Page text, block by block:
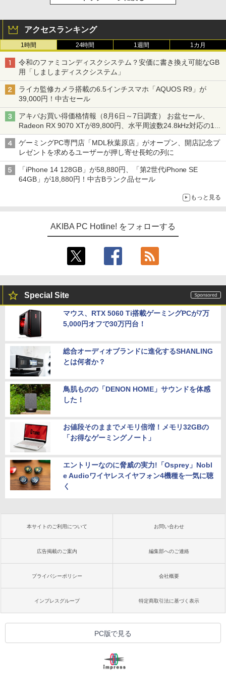
アクセスランキング
1時間 24時間 1週間 1カ月
令和のファミコンディスクシステム？安価に書き換え可能なGB
用「しましまディスクシステム」
ライカ監修カメラ搭載の6.5インチスマホ「AQUOS R9」が
39,000円！中古セール
アキバお買い得価格情報（8月6日～7日調査） お盆セール、
Radeon RX 9070 XTが89,800円、水平周波数24.8kHz対応の17
型モニターが9,801円、暑さ指数連動セール ほか
ゲーミングPC専門店「MDL秋葉原店」がオープン、開店記念プ
レゼントを求めるユーザーが押し寄せ長蛇の列に
「iPhone 14 128GB」が58,880円、「第2世代iPhone SE
64GB」が18,880円！中古Bランク品セール
もっと見る
AKIBA PC Hotline! をフォローする
Special Site
マウス、RTX 5060 Ti搭載ゲーミングPCが7万
5,000円オフで30万円台！
総合オーディオブランドに進化するSHANLING
とは何者か？
鳥肌ものの「DENON HOME」サウンドを体感
した！
お値段そのままでメモリ倍増！メモリ32GBの
「お得なゲーミングノート」
エントリーなのに脅威の実力!「Osprey」Nobl
e Audioワイヤレスイヤフォン4機種を一気に聴
く
本サイトのご利用について お問い合わせ
広告掲載のご案内 編集部へのご連絡
プライバシーポリシー 会社概要
インプレスグループ 特定商取引法に基づく表示
PC版で見る